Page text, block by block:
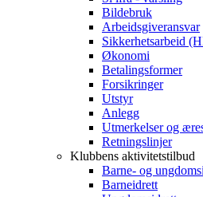
Bildebruk
Arbeidsgiveransvar
Sikkerhetsarbeid
Økonomi
Betalingsformer
Forsikringer
Utstyr
Anlegg
Utmerkelser og
Retningslinjer
Klubbens aktivitetstilbud
Barne- og
Barneidrett